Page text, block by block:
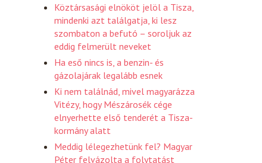
Köztársasági elnököt jelöl a Tisza,
mindenki azt találgatja, ki lesz
szombaton a befutó – soroljuk az
eddig felmerült neveket
Ha eső nincs is, a benzin- és
gázolajárak legalább esnek
Ki nem találnád, mivel magyarázza
Vitézy, hogy Mészárosék cége
elnyerhette első tenderét a Tisza-
kormány alatt
Meddig lélegezhetünk fel? Magyar
Péter felvázolta a folytatást